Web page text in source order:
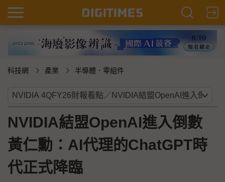
科技網 產業 半導體．零組件
NVIDIA結盟OpenAI進入倒數
黃仁勳：AI代理的ChatGPT時
代正式降臨